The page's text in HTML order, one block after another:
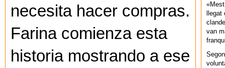
necesita hacer compras.
Farina comienza esta
historia mostrando a ese
van